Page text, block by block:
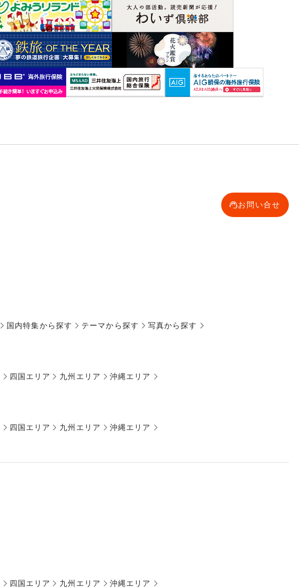
お問い合せ
国内特集から探す テーマから探す 写真から探す
四国エリア 九州エリア 沖縄エリア
四国エリア 九州エリア 沖縄エリア
四国エリア 九州エリア 沖縄エリア